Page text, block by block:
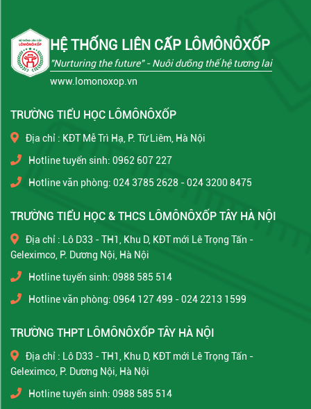
HỆ THỐNG LIÊN CẤP LÔMÔNÔXỐP
"Nurturing the future"- Nuôi dưỡng thế hệ tương lai
www.lomonoxop.vn
TRƯỜNG TIỂU HỌC LÔMÔNÔXỐP
Địa chỉ : KĐT Mễ Trì Hạ, P. Từ Liêm, Hà Nội
Hotline tuyển sinh: 0962 607 227
Hotline văn phòng: 024 3785 2628 - 024 3200 8475
TRƯỜNG TIỂU HỌC & THCS LÔMÔNÔXỐP TÂY HÀ NỘI
Địa chỉ : Lô D33 - TH1, Khu D, KĐT mới Lê Trọng Tấn -
Geleximco, P. Dương Nội, Hà Nội
Hotline tuyển sinh: 0988 585 514
Hotline văn phòng: 0964 127 499 - 024 2213 1599
TRƯỜNG THPT LÔMÔNÔXỐP TÂY HÀ NỘI
Địa chỉ : Lô D33 - TH1, Khu D, KĐT mới Lê Trọng Tấn -
Geleximco, P. Dương Nội, Hà Nội
Hotline tuyển sinh: 0988 585 514